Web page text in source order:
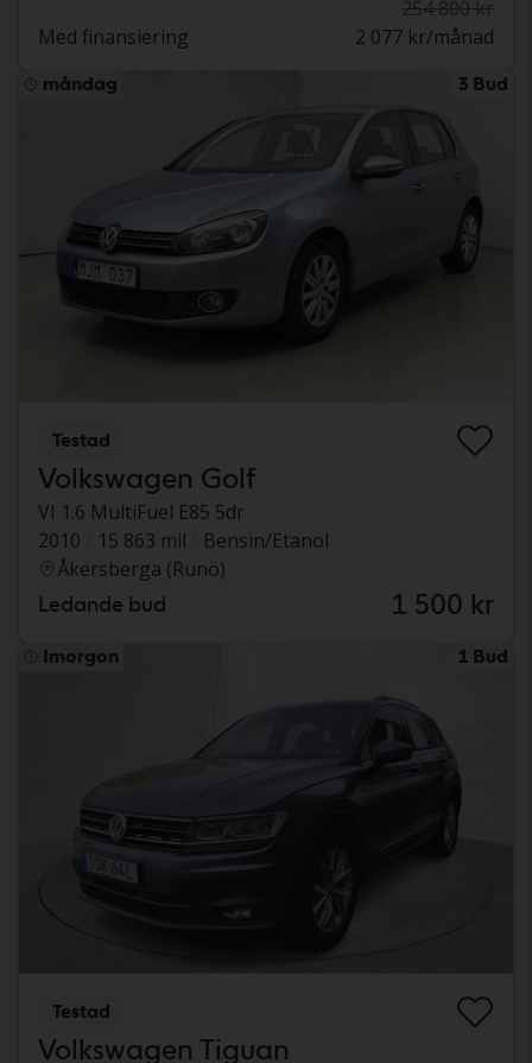
254 800 kr
Med finansiering
2 077 kr/månad
måndag 3 Bud
Testad
Volkswagen Golf
VI 1.6 MultiFuel E85 5dr
2010
15 863 mil
Bensin/Etanol
Åkersberga (Runö)
Ledande bud 1 500 kr
Imorgon 1 Bud
Testad
Volkswagen Tiguan